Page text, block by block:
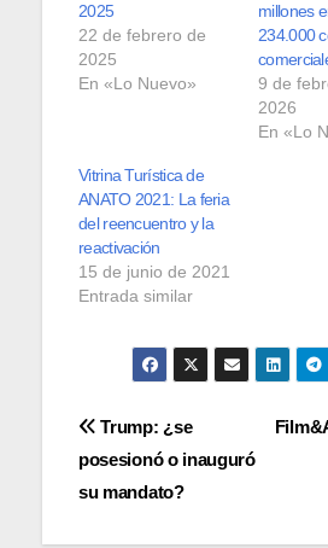
2025
22 de febrero de
2025
En «Lo Nuevo»
millones
234.000
9 de
2026
En «Lo
Vitrina Turística de
ANATO 2021: La feria
del reencuentro y la
reactivación
15 de junio de 2021
Entrada similar
Navegación
de
entradas
Trump: ¿se
posesionó o inauguró
su mandato?